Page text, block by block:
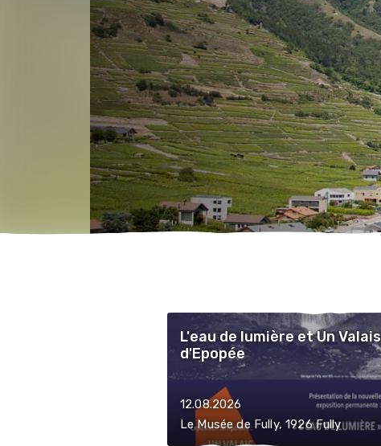
L'eau de lumière et Un Valais
d'Epopée
12.08.2026
Le Musée de Fully, 1926 Fully